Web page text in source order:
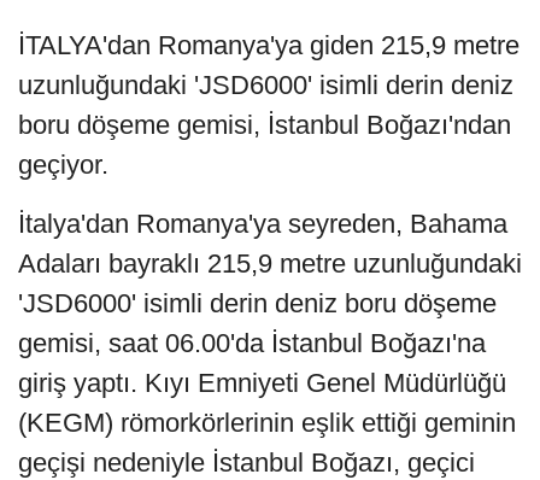
İTALYA'dan Romanya'ya giden 215,9 metre
uzunluğundaki 'JSD6000' isimli derin deniz
boru döşeme gemisi, İstanbul Boğazı'ndan
geçiyor.
İtalya'dan Romanya'ya seyreden, Bahama
Adaları bayraklı 215,9 metre uzunluğundaki
'JSD6000' isimli derin deniz boru döşeme
gemisi, saat 06.00'da İstanbul Boğazı'na
giriş yaptı. Kıyı Emniyeti Genel Müdürlüğü
(KEGM) römorkörlerinin eşlik ettiği geminin
geçişi nedeniyle İstanbul Boğazı, geçici